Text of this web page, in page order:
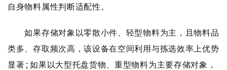
自身物料属性判断适配性。
如果存储对象以零散小件、轻型物料为主，且物料品
类多、存取频次高，该设备在空间利用与拣选效率上优势
显著;如果以大型托盘货物、重型物料为主要存储对象，